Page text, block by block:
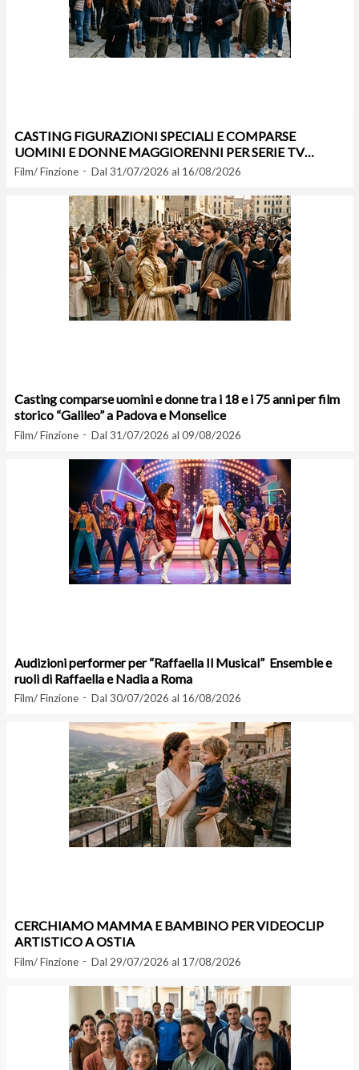
CASTING FIGURAZIONI SPECIALI E COMPARSE
UOMINI E DONNE MAGGIORENNI PER SERIE TV
INTERNAZIONALE A FIRENZE
Film/ Finzione Dal 31/07/2026 al 16/08/2026
Casting comparse uomini e donne tra i 18 e i 75 anni per film
storico “Galileo” a Padova e Monselice
Film/ Finzione Dal 31/07/2026 al 09/08/2026
Audizioni performer per “Raffaella Il Musical” Ensemble e
ruoli di Raffaella e Nadia a Roma
Film/ Finzione Dal 30/07/2026 al 16/08/2026
CERCHIAMO MAMMA E BAMBINO PER VIDEOCLIP
ARTISTICO A OSTIA
Film/ Finzione Dal 29/07/2026 al 17/08/2026